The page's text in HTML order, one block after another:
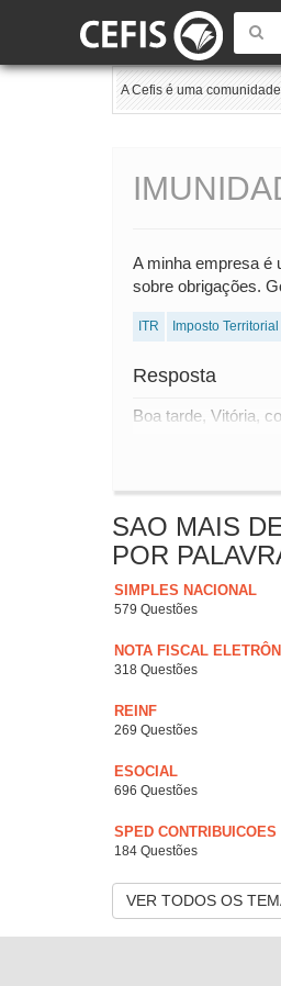
A Cefis é uma
A minha empresa é
sobre obrigações.
ITR Imposto Territorial
Resposta
Boa tarde, Vitória,
SAO MAIS
POR
SIMPLES NACIONAL
579 Questões
NOTA FISCAL
318 Questões
REINF
269 Questões
ESOCIAL
696 Questões
SPED CONTRIBUICOES
184 Questões
VER TODOS OS